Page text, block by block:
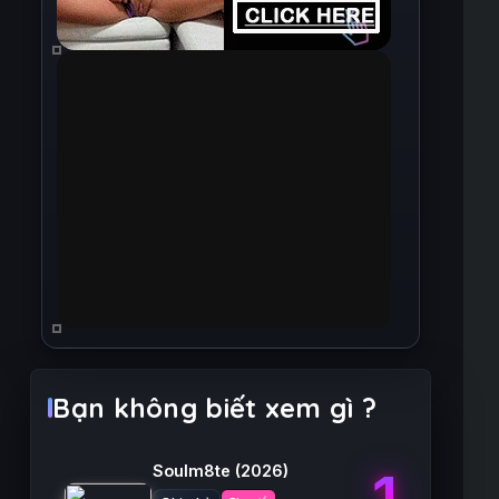
Bạn không biết xem gì ?
Soulm8te (2026)